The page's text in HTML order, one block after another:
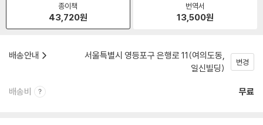
종이책
43,720원
번역서
13,500원
배송안내
서울특별시 영등포구 은행로 11(여의도동,
일신빌딩)
변경
배송비 무료